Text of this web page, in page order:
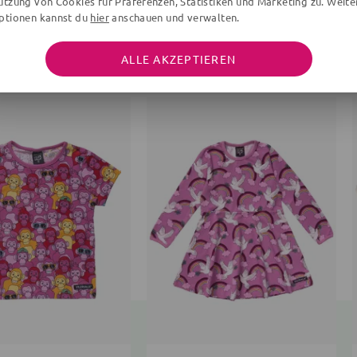
WEITERE ARTIKEL DER MARKE
kannst du hieranschauen und verwalten.
ALLE AKZEPTIEREN